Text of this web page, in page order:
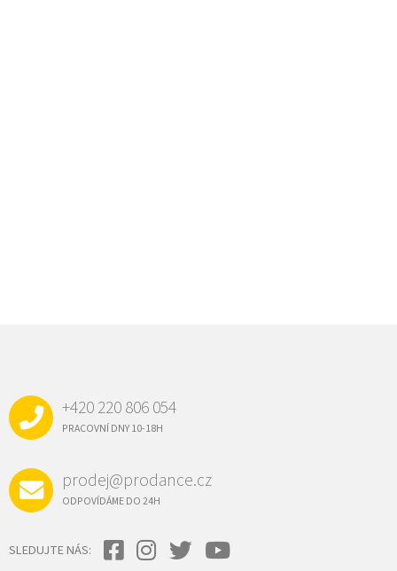
+420 220 806 054
PRACOVNÍ DNY 10-18H
prodej@prodance.cz
ODPOVÍDÁME DO 24H
SLEDUJTE NÁS: